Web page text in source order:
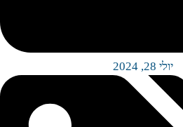
יולי 28, 2024